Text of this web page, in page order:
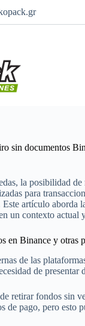
sin documentos
la posibilidad
para
artículo aborda
un contexto actual
en Binance y otras
de las
de
retirar fondos sin
de pago, pero